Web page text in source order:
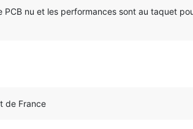
nu et les performances sont au taquet
de France